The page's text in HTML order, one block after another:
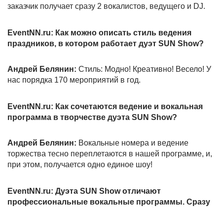
заказчик получает сразу 2 вокалистов, ведущего и DJ.
EventNN.ru: Как можно описать стиль ведения
праздников, в котором работает дуэт SUN Show?
Андрей Белянин: Стиль: Модно! Креативно! Весело! У
нас порядка 170 мероприятий в год.
EventNN.ru: Как сочетаются ведение и вокальная
программа в творчестве дуэта SUN Show?
Андрей Белянин: Вокальные номера и ведение
торжества тесно переплетаются в нашей программе, и,
при этом, получается одно единое шоу!
EventNN.ru: Дуэта SUN Show отличают
профессиональные вокальные программы. Cразу